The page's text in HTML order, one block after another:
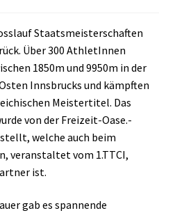
Staatsmeisterschaften
Über 300 AthletInnen
1850m und 9950m in der
Innsbrucks und kämpften
Meistertitel. Das
von der Freizeit-Oase.-
welche auch beim
veranstaltet vom 1.TTCI,
ist.
gab es spannende